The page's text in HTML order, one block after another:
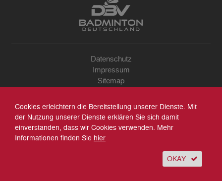
Datenschutz
Impressum
Sitemap
Archiv
Suche
Cookies erleichtern die Bereitstellung unserer Dienste. Mit
der Nutzung unserer Dienste erklären Sie sich damit
einverstanden, dass wir Cookies verwenden. Mehr
Informationen finden Sie hier
OKAY